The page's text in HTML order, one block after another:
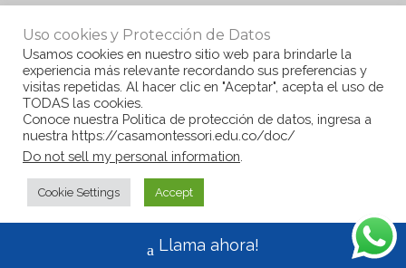
Uso cookies y Protección de Datos
Usamos cookies en nuestro sitio web para brindarle la
experiencia más relevante recordando sus preferencias y
visitas repetidas. Al hacer clic en "Aceptar", acepta el uso de
TODAS las cookies.
Conoce nuestra Politica de protección de datos, ingresa a
nuestra https://casamontessori.edu.co/doc/
Do not sell my personal information
Cookie Settings Accept
Llama ahora!